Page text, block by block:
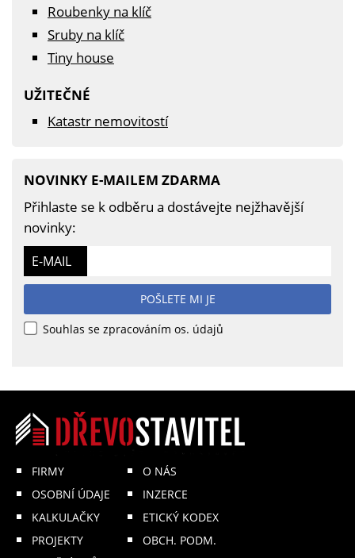
Roubenky na klíč
Sruby na klíč
Tiny house
UŽITEČNÉ
Katastr nemovitostí
NOVINKY E-MAILEM ZDARMA
Přihlaste se k odběru a dostávejte nejžhavější
novinky:
E-MAIL
POŠLETE MI JE
Souhlas se zpracováním os. údajů
FIRMY
OSOBNÍ ÚDAJE
KALKULAČKY
PROJEKTY
O NÁS
INZERCE
ETICKÝ KODEX
OBCH. PODM.